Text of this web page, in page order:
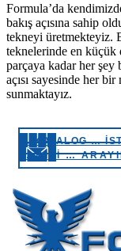
Formula’da
bakış açısına sahip
tekneyi üretmekteyiz.
teknelerinde en küçük
parçaya kadar her şey
açısı sayesinde her
sunmaktayız.
… KATALOG …
… BİZİ …